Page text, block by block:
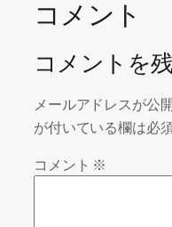
コメント
コメントを
メールアドレスが公
が付いている欄は必
コメント ※